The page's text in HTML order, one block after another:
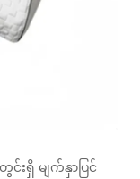
းရှိ မျက်နှာပြင်